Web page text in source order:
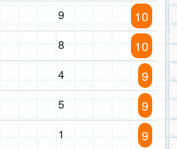
9 10
8 10
4 9
5 9
1 9